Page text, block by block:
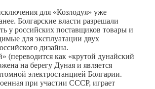
для «Козлодуя» уже
Болгарские власти разрешали
у российских поставщиков товары и
для эксплуатации двух
дизайна.
(переводится как «крутой дунайский
на берегу Дуная и является
электростанцией Болгарии.
при участии СССР, играет